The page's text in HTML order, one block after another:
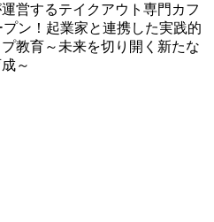
営するテイクアウト専門カフ
プン！起業家と連携した実践的
教育～未来を切り開く新たな
～